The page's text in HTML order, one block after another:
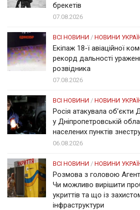
брекетів
07.08.2026
ВСІ НОВИНИ / НОВИНИ
Екіпаж 18-ї авіаційної
рекорд дальності
розвідника
07.08.2026
ВСІ НОВИНИ / НОВИНИ
Росія атакувала об’єкти
у Дніпропетровській
населених пунктів
06.08.2026
ВСІ НОВИНИ / НОВИНИ
Розмова з головою
Чи можливо вирішити
укриттів та що із
інфраструктури